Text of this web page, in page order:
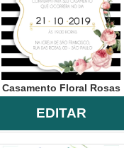
Casamento Floral Rosas
EDITAR